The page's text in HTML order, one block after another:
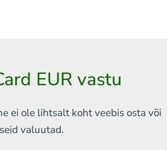
Bitcoin Cash
Ripple
EUR vastu
ei ole lihtsalt koht veebisosta või
valuutad.